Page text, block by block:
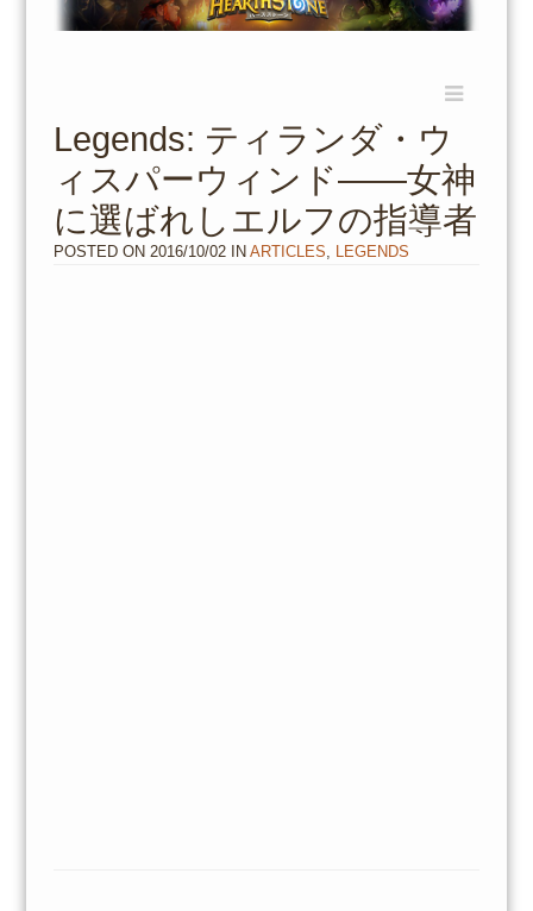
content
Legends: ティランダ・ウ
ィスパーウィンド――女神
に選ばれしエルフの指導者
POSTED ON 2016/10/02IN ARTICLES LEGENDS